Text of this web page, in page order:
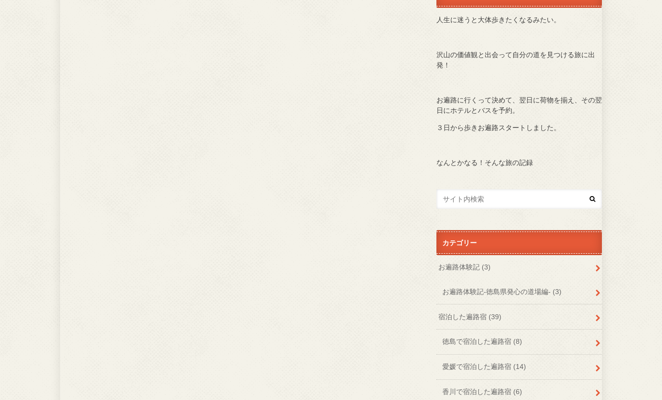
人生に迷うと大体歩きたくなるみたい。
沢山の価値観と出会って自分の道を見つける旅に出
発！
お遍路に行くって決めて、翌日に荷物を揃え、その翌
日にホテルとバスを予約。
３日から歩きお遍路スタートしました。
なんとかなる！そんな旅の記録
カテゴリー
お遍路体験記 (3)
お遍路体験記-徳島県発心の道場編- (3)
宿泊した遍路宿 (39)
徳島で宿泊した遍路宿 (8)
愛媛で宿泊した遍路宿 (14)
香川で宿泊した遍路宿 (6)